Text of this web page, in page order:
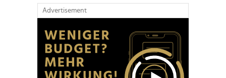
Advertisement